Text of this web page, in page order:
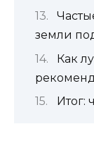
земли
Как
Итог: